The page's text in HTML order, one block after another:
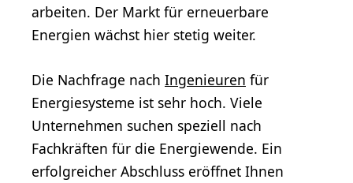
arbeiten. Der Markt für erneuerbare
Energien wächst hier stetig weiter.
Die Nachfrage nach Ingenieuren für
Energiesysteme ist sehr hoch. Viele
Unternehmen suchen speziell nach
Fachkräften für die Energiewende. Ein
erfolgreicher Abschluss eröffnet Ihnen